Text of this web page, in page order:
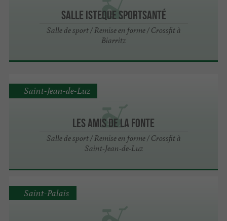
Salle Isteque Sportsanté
Salle de sport / Remise en forme / Crossfit à
Biarritz
Les Amis de la Fonte
Salle de sport / Remise en forme / Crossfit à
Saint-Jean-de-Luz
Saint-Jean-de-Luz
Saint-Palais